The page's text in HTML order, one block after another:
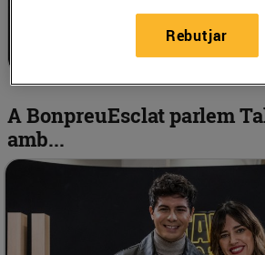
A BonpreuEsclat parlem
amb...
Rebutjar